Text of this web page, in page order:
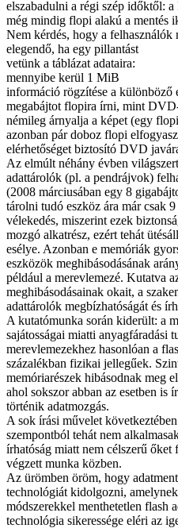
elszabadulni a régi szép időktől:
még mindig flopi alakú a mentés
Nem kérdés, hogy a felhasználók
elegendő, ha egy pillantást
vetünk a táblázat adataira:
mennyibe kerül 1 MiB
információ rögzítése a különböző
megabájtot flopira írni, mint
némileg árnyalja a képet (egy
azonban pár doboz flopi
elérhetőséget biztosító DVD
Az elmúlt néhány évben
adattárolók (pl. a pendrájvok)
(2008 márciusában egy 8
tárolni tudó eszköz ára már csak
vélekedés, miszerint ezek
mozgó alkatrész, ezért tehát
esélye. Azonban e memóriák
eszközök meghibásodásának
például a merevlemezé. Kutatva
meghibásodásainak okait, a
adattárolók megbízhatóságát és
A kutatómunka során kiderült: a
sajátosságai miatti anyagfáradási
merevlemezekhez hasonlóan a
százalékban fizikai jellegűek.
memóriarészek hibásodnak meg
ahol sokszor abban az esetben is
történik adatmozgás.
A sok írási művelet
szempontból tehát nem
írhatóság miatt nem célszerű
végzett munka közben.
Az ürömben öröm, hogy
technológiát kidolgozni,
módszerekkel menthetetlen flash
technológia sikeressége eléri az